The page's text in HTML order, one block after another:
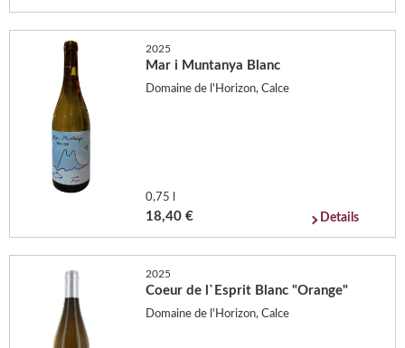
2025
Mar i Muntanya Blanc
Domaine de l'Horizon, Calce
0,75 l
18,40 € Details
2025
Coeur de l`Esprit Blanc "Orange"
Domaine de l'Horizon, Calce